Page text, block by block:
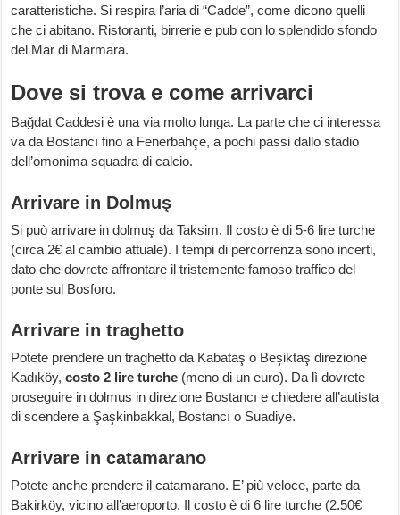
caratteristiche. Si respira l’aria di “Cadde”, come dicono quelli
che ci abitano. Ristoranti, birrerie e pub con lo splendido sfondo
del Mar di Marmara.
Dove si trova e come arrivarci
Bağdat Caddesi è una via molto lunga. La parte che ci interessa
va da Bostancı fino a Fenerbahçe, a pochi passi dallo stadio
dell’omonima squadra di calcio.
Arrivare in Dolmuş
Si può arrivare in dolmuş da Taksim. Il costo è di 5-6 lire turche
(circa 2€ al cambio attuale). I tempi di percorrenza sono incerti,
dato che dovrete affrontare il tristemente famoso traffico del
ponte sul Bosforo.
Arrivare in traghetto
Potete prendere un traghetto da Kabataş o Beşiktaş direzione
Kadıköy,costo 2 lire turche (meno di un euro). Da lì dovrete
proseguire in dolmus in direzione Bostancı e chiedere all’autista
di scendere a Şaşkinbakkal, Bostancı o Suadiye.
Arrivare in catamarano
Potete anche prendere il catamarano. E’ più veloce, parte da
Bakirköy, vicino all’aeroporto. Il costo è di 6 lire turche (2.50€